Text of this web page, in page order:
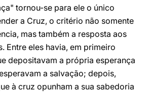
tornou-se para ele o único
a Cruz, o critério não somente
mas também a resposta aos
Entre eles havia, em primeiro
depositavam a própria esperança
a salvação; depois,
à cruz opunham a sua sabedoria